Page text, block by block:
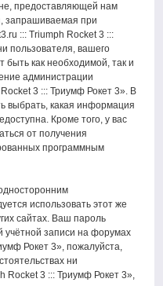
предоставляющей нам
запрашиваемая при
::: Triumph Rocket 3 :::
пользователя, вашего
как необходимой, так и
администрации
3 ::: Триумф Рокет 3». В
выбрать, какая информация
Кроме того, у вас
от получения
программным
использовать этот же
сайтах. Ваш пароль
учётной записи на форумах
Рокет 3», пожалуйста,
ни
Rocket 3 ::: Триумф Рокет 3»,